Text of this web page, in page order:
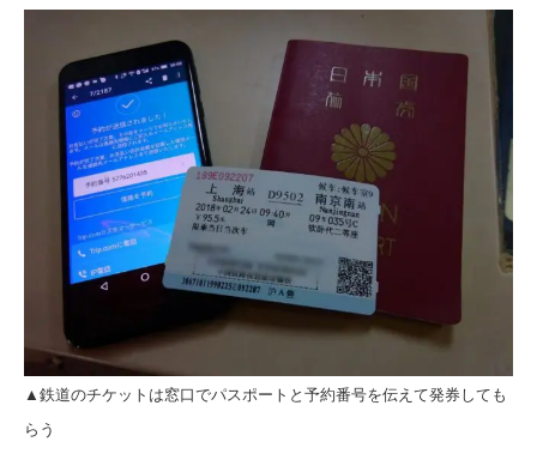
▲鉄道のチケットは窓口でパスポートと予約番号を伝えて発券しても
らう